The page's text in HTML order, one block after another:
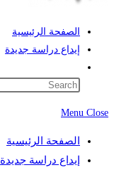
الصفحة الرئيسية
إيداع دراسة جديدة
website
Menu Close
الصفحة الرئيسية
إيداع دراسة جديدة